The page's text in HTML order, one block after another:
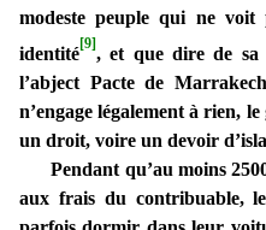
modeste peuple qui ne voit
identité[9], et que dire de sa
l’abject Pacte de
n’engage légalement à rien,
un droit, voire un devoir
Pendant qu’au moins
aux frais du contribuable,